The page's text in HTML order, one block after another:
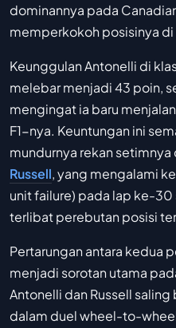
dominannya pada
memperkokoh posisinya
Keunggulan Antonelli di
melebar menjadi 43 poin,
mengingat ia baru
F1-nya. Keuntungan ini
mundurnya rekan setimnya
Russell, yang mengalami
unit failure) pada lap ke-
terlibat perebutan posisi
Pertarungan antara kedua
menjadi sorotan utama
Antonelli dan Russell
dalam duel wheel-to-